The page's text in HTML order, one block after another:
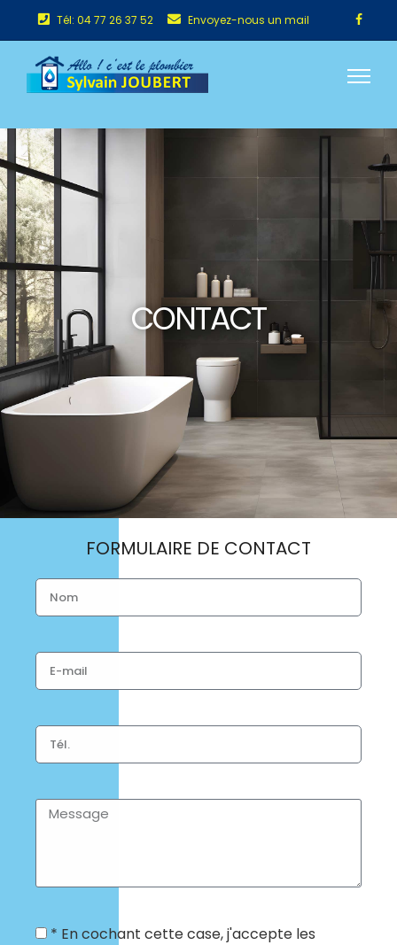
Tél: 04 77 26 37 52 Envoyez-nous un mail
CONTACT
FORMULAIRE DE CONTACT
* En cochant cette case, j'accepte les